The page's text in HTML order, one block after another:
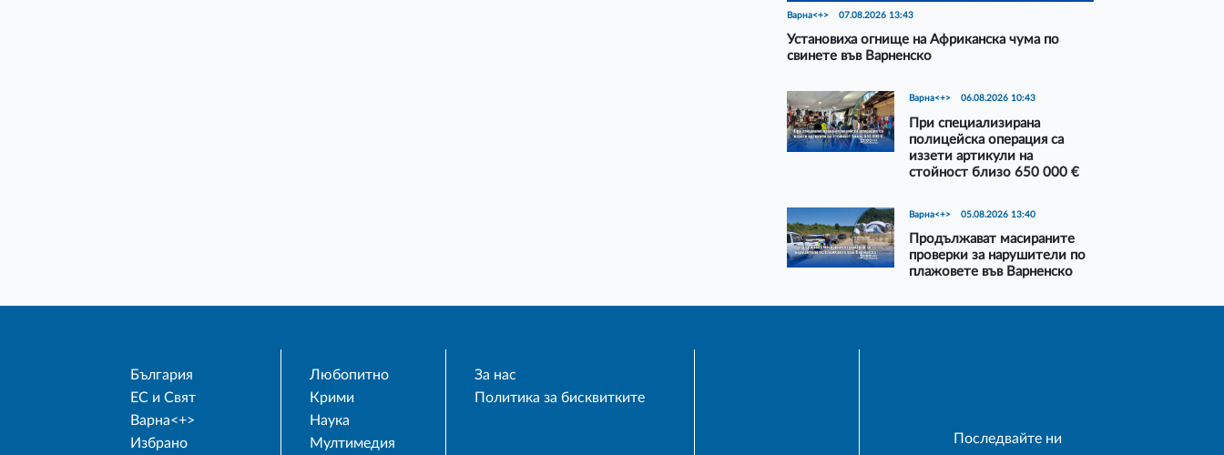
Варна<+> 07.08.2026 13:43
Установиха огнище на Африканска чума по
свинете във Варненско
Варна<+> 06.08.2026 10:43
При специализирана
полицейска операция са
иззети артикули на
стойност близо 650 000 €
Варна<+> 05.08.2026 13:40
Продължават масираните
проверки за нарушители по
плажовете във Варненско
България
ЕС и Свят
Варна<+>
Избрано
Любопитно
Крими
Наука
Мултимедия
За нас
Политика за бисквитките
Последвайте ни